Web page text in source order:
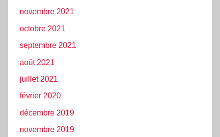
novembre 2021
octobre 2021
septembre 2021
août 2021
juillet 2021
février 2020
décembre 2019
novembre 2019